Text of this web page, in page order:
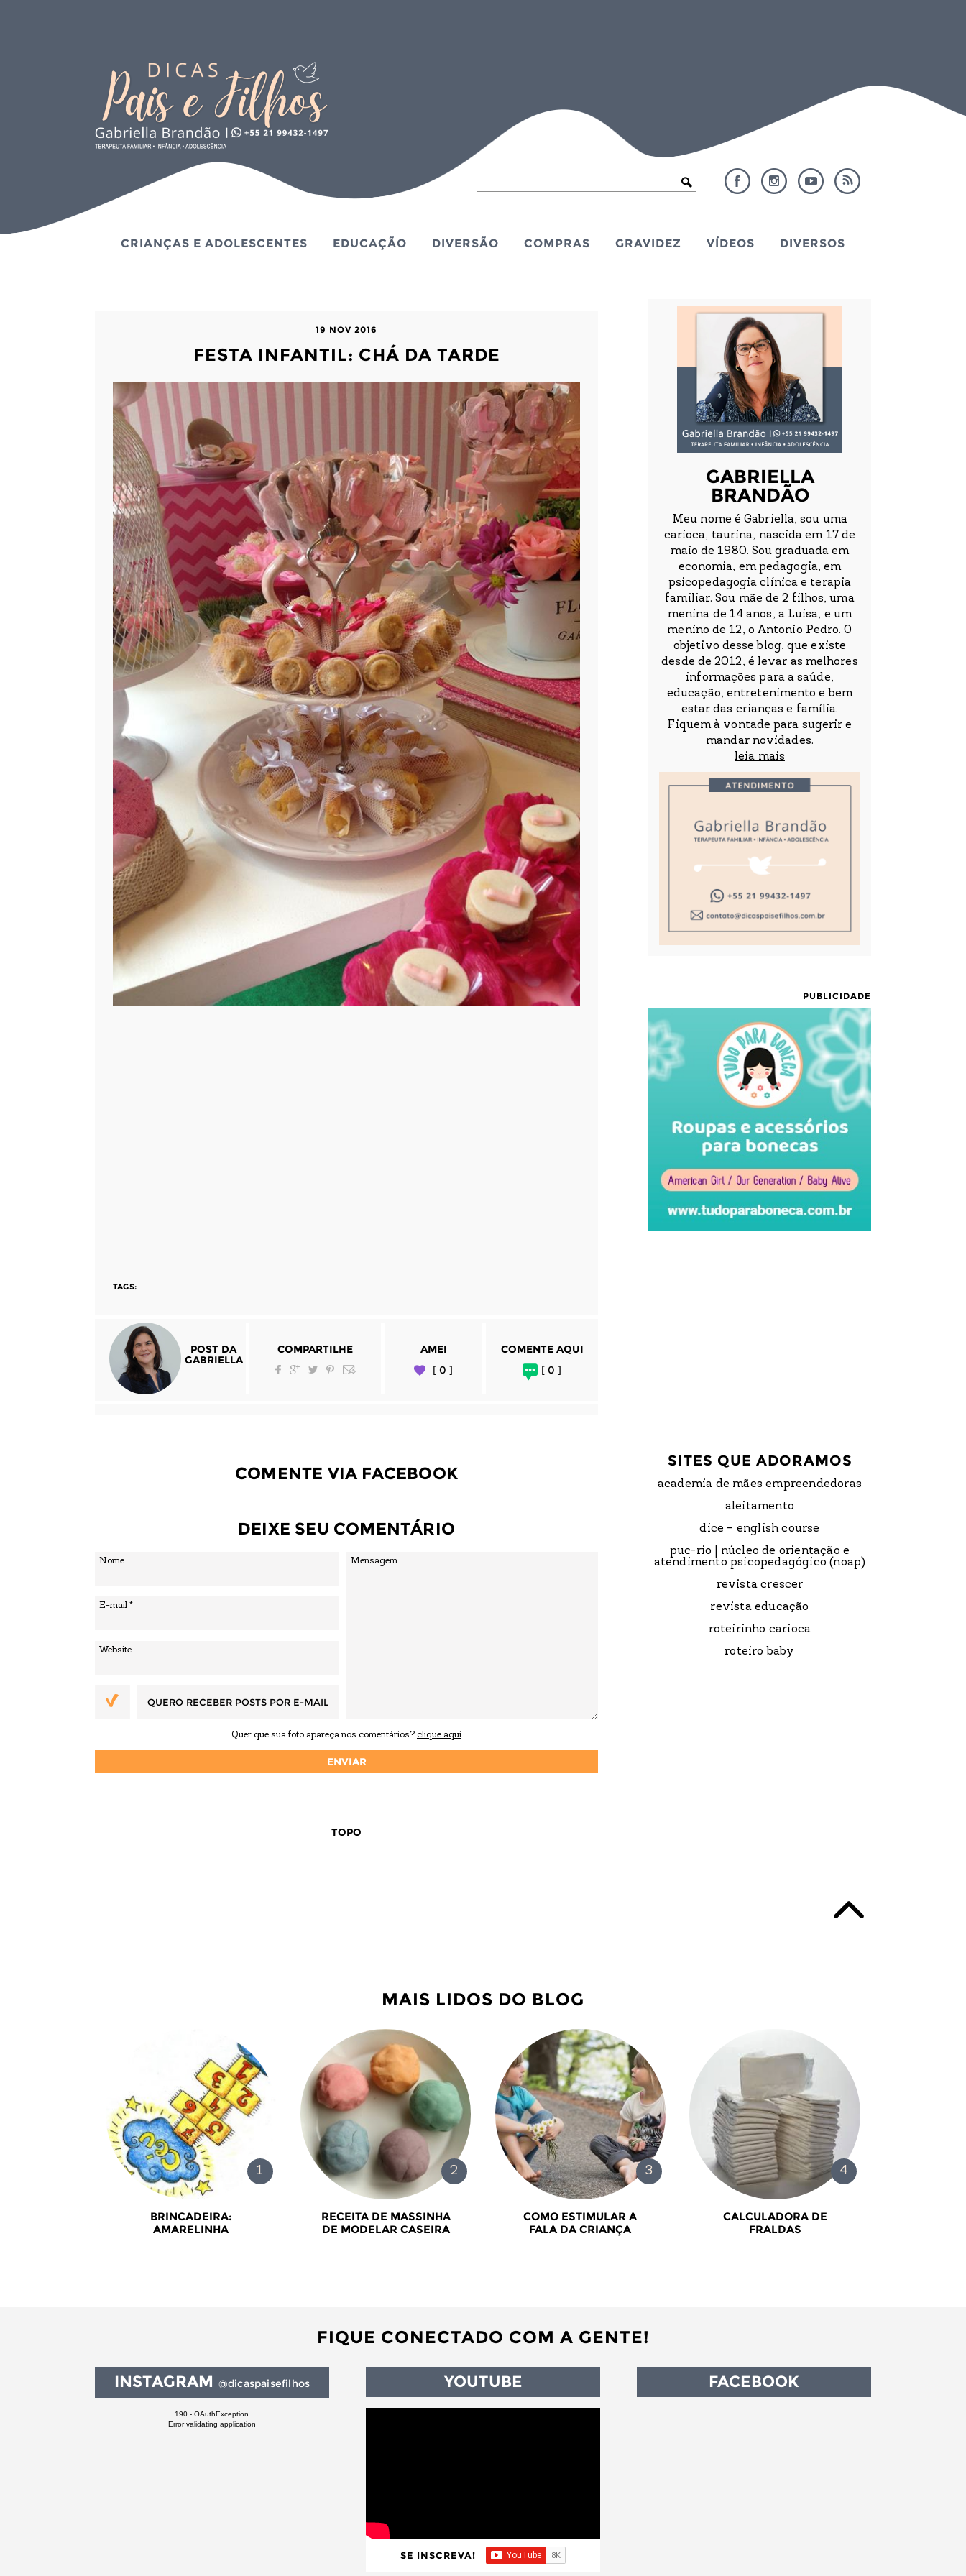
CRIANÇAS E ADOLESCENTES EDUCAÇÃO DIVERSÃO COMPRAS GRAVIDEZ VÍDEOS DIVERSOS
19 NOV 2016
FESTA INFANTIL: CHÁ DA TARDE
TAGS:
POST DA
GABRIELLA
COMPARTILHE
AMEI
[ 0 ]
COMENTE AQUI
[ 0 ]
COMENTE VIA FACEBOOK
DEIXE SEU COMENTÁRIO
QUERO RECEBER POSTS POR E-MAIL
Quer que sua foto apareça nos comentários? clique aqui
TOPO
GABRIELLA
BRANDÃO
Meu nome é Gabriella, sou uma
carioca, taurina, nascida em 17 de
maio de 1980. Sou graduada em
economia, em pedagogia, em
psicopedagogia clínica e terapia
familiar. Sou mãe de 2 filhos, uma
menina de 14 anos, a Luisa, e um
menino de 12, o Antonio Pedro. O
objetivo desse blog, que existe
desde de 2012, é levar as melhores
informações para a saúde,
educação, entretenimento e bem
estar das crianças e família.
Fiquem à vontade para sugerir e
mandar novidades.
leia mais
PUBLICIDADE
SITES QUE ADORAMOS
academia de mães empreendedoras
aleitamento
dice – english course
puc-rio | núcleo de orientação e
atendimento psicopedagógico (noap)
revista crescer
revista educação
roteirinho carioca
roteiro baby
MAIS LIDOS DO BLOG
BRINCADEIRA:
AMARELINHA
RECEITA DE MASSINHA
DE MODELAR CASEIRA
COMO ESTIMULAR A
FALA DA CRIANÇA
CALCULADORA DE
FRALDAS
FIQUE CONECTADO COM A GENTE!
INSTAGRAM @dicaspaisefilhos
190 - OAuthException
Error validating application
YOUTUBE
SE INSCREVA!
FACEBOOK